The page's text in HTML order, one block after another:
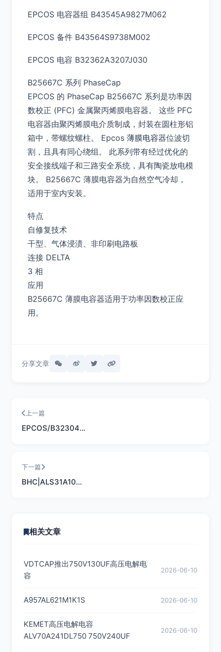
EPCOS 电容器组 B43545A9827M062
EPCOS 备件 B43564S9738M002
EPCOS 电容 B32362A3207J030
B25667C 系列 PhaseCap
EPCOS 的 PhaseCap B25667C 系列是功率因
数校正 (PFC) 金属聚丙烯膜电容器。 这些 PFC
电容器由聚丙烯膜电介质制成，封装在圆柱形铝
箱中，带螺纹螺柱。 Epcos 薄膜电容器位波切
割，且具有同心绕组。 此系列带有经过优化的
安全接线端子和三路安全系统，具有陶瓷放电模
块。 B25667C 薄膜电容器为自然空气冷却，
适用于室内安装。
特点
自修复技术
干型、气体浸渍、非印刷电路板
连接 DELTA
3 相
应用
B25667C 薄膜电容器适用于功率因数校正应
用。
分享文章
上一篇
EPCOS/B32304…
下一篇
BHC|ALS31A10…
相关文章
VDTCAP推出750V130UF高压电解电
容
2026-06-10
A957AL621M1K1S 2026-06-10
KEMET高压电解电容
ALV70A241DL750 750V240UF
2026-06-10